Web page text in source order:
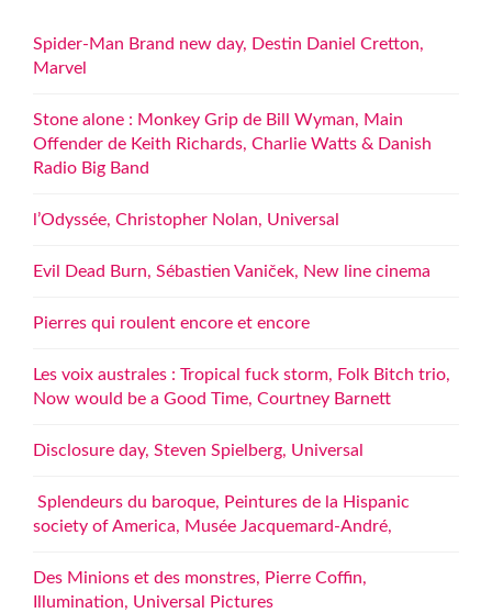
Spider-Man Brand new day, Destin Daniel Cretton,
Marvel
Stone alone : Monkey Grip de Bill Wyman, Main
Offender de Keith Richards, Charlie Watts & Danish
Radio Big Band
l’Odyssée, Christopher Nolan, Universal
Evil Dead Burn, Sébastien Vaniček, New line cinema
Pierres qui roulent encore et encore
Les voix australes : Tropical fuck storm, Folk Bitch trio,
Now would be a Good Time, Courtney Barnett
Disclosure day, Steven Spielberg, Universal
Splendeurs du baroque, Peintures de la Hispanic
society of America, Musée Jacquemard-André,
Des Minions et des monstres, Pierre Coffin,
Illumination, Universal Pictures